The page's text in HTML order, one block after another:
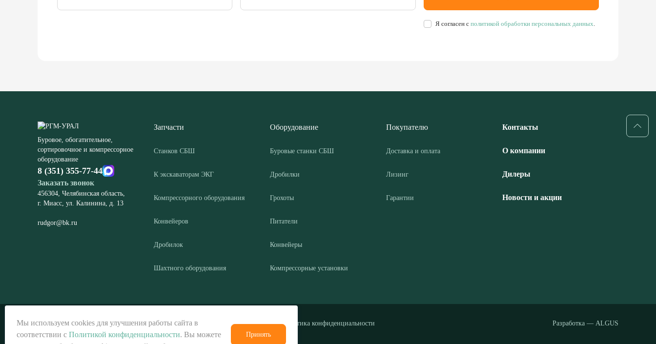
Я согласен сполитикой обработки персональных данных
Буровое, обогатительное,
сортировочное и компрессорное
оборудование
8 (351) 355-77-44
Заказать звонок
456304, Челябинская область,
г. Миасс, ул. Калинина, д. 13
rudgor@bk.ru
Запчасти
Станков СБШ
К экскаваторам ЭКГ
Компрессорного оборудования
Конвейеров
Дробилок
Шахтного оборудования
Оборудование
Буровые станки СБШ
Дробилки
Грохоты
Питатели
Конвейеры
Компрессорные установки
Покупателю
Доставка и оплата
Лизинг
Гарантии
Контакты
О компании
Дилеры
Новости и акции
© ООО «РГМ-УРАЛ», 2026 Политика конфиденциальности Разработка — ALGUS
Мы используем cookies для улучшения работы сайта в
соответствии с Политикой конфиденциальности. Вы можете
Принять